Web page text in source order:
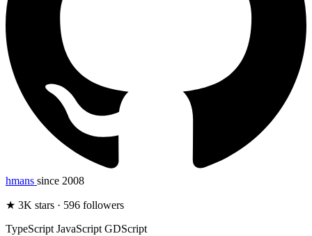
hmans since 2008
★ 3K stars · 596 followers
TypeScriptJavaScriptGDScript